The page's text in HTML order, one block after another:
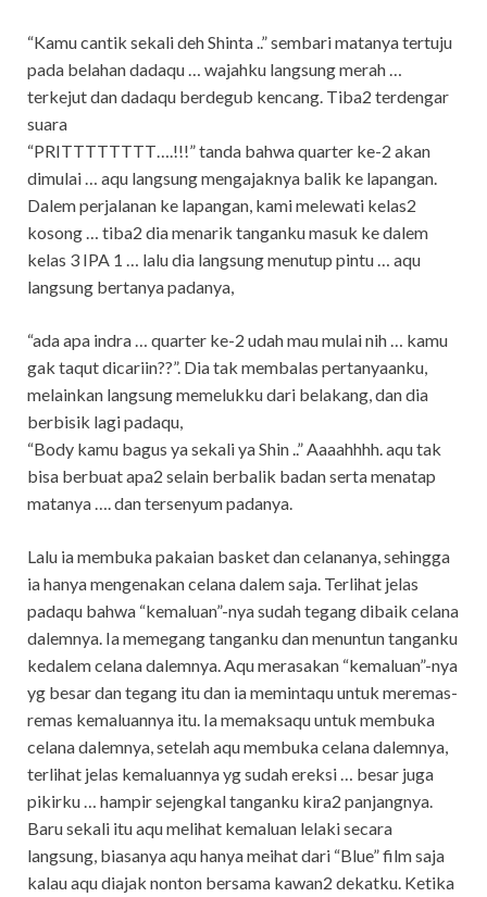
“Kamu cantik sekali deh Shinta ..” sembari matanya tertuju
pada belahan dadaqu … wajahku langsung merah …
terkejut dan dadaqu berdegub kencang. Tiba2 terdengar
suara
“PRITTTTTTTT….!!!” tanda bahwa quarter ke-2 akan
dimulai … aqu langsung mengajaknya balik ke lapangan.
Dalem perjalanan ke lapangan, kami melewati kelas2
kosong … tiba2 dia menarik tanganku masuk ke dalem
kelas 3 IPA 1 … lalu dia langsung menutup pintu … aqu
langsung bertanya padanya,
“ada apa indra … quarter ke-2 udah mau mulai nih … kamu
gak taqut dicariin??”. Dia tak membalas pertanyaanku,
melainkan langsung memelukku dari belakang, dan dia
berbisik lagi padaqu,
“Body kamu bagus ya sekali ya Shin ..” Aaaahhhh. aqu tak
bisa berbuat apa2 selain berbalik badan serta menatap
matanya …. dan tersenyum padanya.
Lalu ia membuka pakaian basket dan celananya, sehingga
ia hanya mengenakan celana dalem saja. Terlihat jelas
padaqu bahwa “kemaluan”-nya sudah tegang dibaik celana
dalemnya. Ia memegang tanganku dan menuntun tanganku
kedalem celana dalemnya. Aqu merasakan “kemaluan”-nya
yg besar dan tegang itu dan ia memintaqu untuk meremas-
remas kemaluannya itu. Ia memaksaqu untuk membuka
celana dalemnya, setelah aqu membuka celana dalemnya,
terlihat jelas kemaluannya yg sudah ereksi … besar juga
pikirku … hampir sejengkal tanganku kira2 panjangnya.
Baru sekali itu aqu melihat kemaluan lelaki secara
langsung, biasanya aqu hanya meihat dari “Blue” film saja
kalau aqu diajak nonton bersama kawan2 dekatku. Ketika